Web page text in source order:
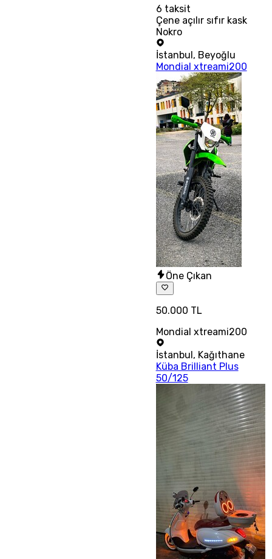
6 taksit
Çene açılır sıfır kask
Nokro
İstanbul, Beyoğlu
Mondial xtreami200
Öne Çıkan
50.000 TL
Mondial xtreami200
İstanbul, Kağıthane
Küba Brilliant Plus
50/125